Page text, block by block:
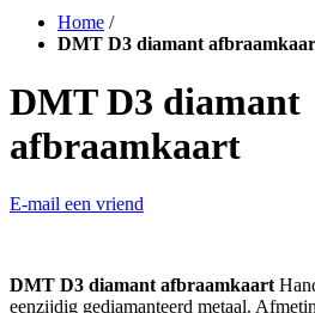
Home /
DMT D3 diamant
DMT D3 diamant
afbraamkaart
E-mail een vriend
DMT D3 diamant afbraamkaart
eenzijdig gediamanteerd metaal.